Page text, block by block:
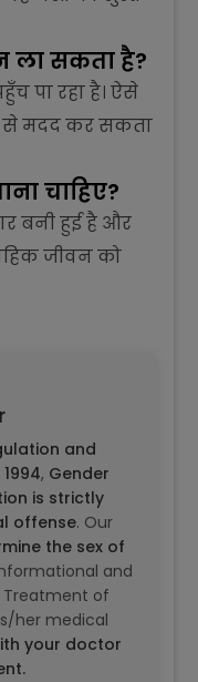
ला सकता है?
पा रहा है। ऐसे
से मदद कर सकता
चाहिए?
बनी हुई है और
जीवन को
and
, Gender
is strictly
offense. Our
the sex of
and
Treatment of
her medical
your doctor